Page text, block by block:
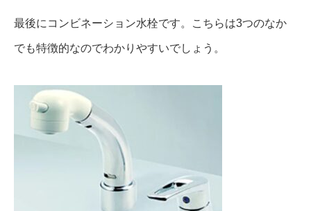
最後にコンビネーション水栓です。こちらは3つのなか
でも特徴的なのでわかりやすいでしょう。